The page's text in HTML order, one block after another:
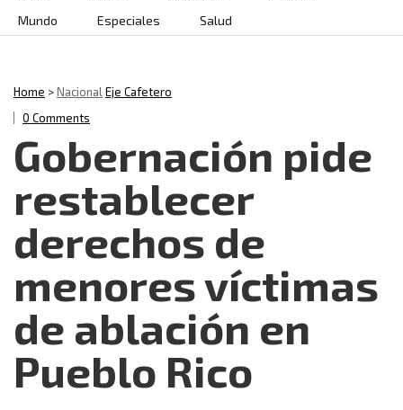
Mundo
Especiales Salud
Home >NacionalEje Cafetero
0 Comments
Gobernación pide
restablecer
derechos de
menores víctimas
de ablación en
Pueblo Rico